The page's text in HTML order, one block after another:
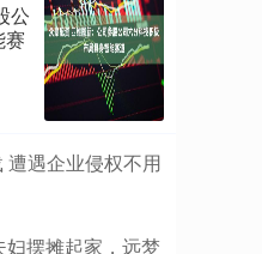
公
赛
遇企业侵权不用
摆摊起家，远梦